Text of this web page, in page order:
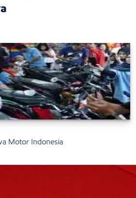
Motor Indonesia